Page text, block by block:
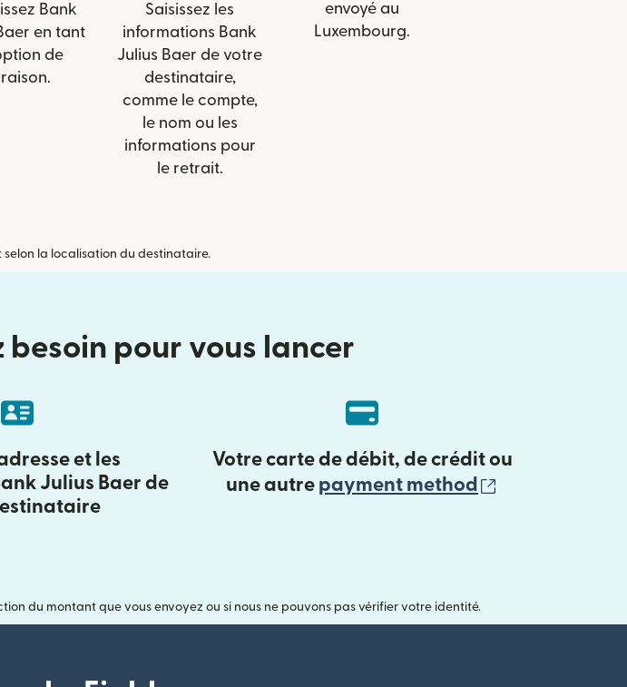
Bank
en tant
de
Saisissez les
informations Bank
Julius Baer de votre
destinataire,
comme le compte,
le nom ou les
informations pour
le retrait.
envoyé au
Luxembourg.
selon la localisation du destinataire.
besoin pour vous lancer
et les
Julius Baer de
Votre carte de débit, de crédit ou
une autre payment method
du montant que vous envoyez ou si nous ne pouvons pas vérifier votre identité.